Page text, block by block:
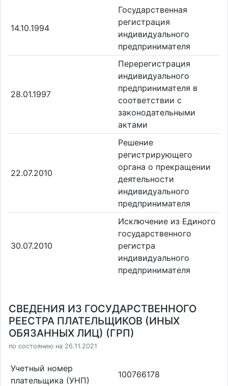
14.10.1994
Государственная
регистрация
индивидуального
предпринимателя
28.01.1997
Перерегистрация
индивидуального
предпринимателя в
соответствии с
законодательными
актами
22.07.2010
Решение
регистрирующего
органа о прекращении
деятельности
индивидуального
предпринимателя
30.07.2010
Исключение из Единого
государственного
регистра
индивидуального
предпринимателя
СВЕДЕНИЯ ИЗ ГОСУДАРСТВЕННОГО
РЕЕСТРА ПЛАТЕЛЬЩИКОВ (ИНЫХ
ОБЯЗАННЫХ ЛИЦ) (ГРП)
по состоянию на 26.11.2021
Учетный номер
плательщика (УНП)
100766178